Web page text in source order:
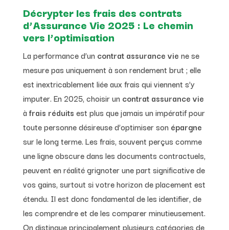
Décrypter les frais des contrats
d’Assurance Vie 2025 : Le chemin
vers l’optimisation
La performance d’un contrat assurance vie ne se
mesure pas uniquement à son rendement brut ; elle
est inextricablement liée aux frais qui viennent s’y
imputer. En 2025, choisir un contrat assurance vie
à frais réduits est plus que jamais un impératif pour
toute personne désireuse d’optimiser son épargne
sur le long terme. Les frais, souvent perçus comme
une ligne obscure dans les documents contractuels,
peuvent en réalité grignoter une part significative de
vos gains, surtout si votre horizon de placement est
étendu. Il est donc fondamental de les identifier, de
les comprendre et de les comparer minutieusement.
On distingue principalement plusieurs catégories de